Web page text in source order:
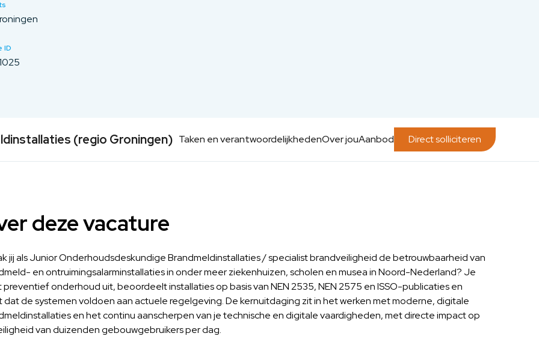
ID
(regio Groningen) Taken en verantwoordelijkhedenOver jouAanbod Direct solliciteren
deze vacature
jij als Junior Onderhoudsdeskundige Brandmeldinstallaties / specialist brandveiligheid de betrouwbaarheid van
en ontruimingsalarminstallaties in onder meer ziekenhuizen, scholen en musea in Noord-Nederland? Je
preventief onderhoud uit, beoordeelt installaties op basis van NEN 2535, NEN 2575 en ISSO-publicaties en
dat de systemen voldoen aan actuele regelgeving. De kernuitdaging zit in het werken met moderne, digitale
en het continu aanscherpen van je technische en digitale vaardigheden, met directe impact op
van duizenden gebouwgebruikers per dag.